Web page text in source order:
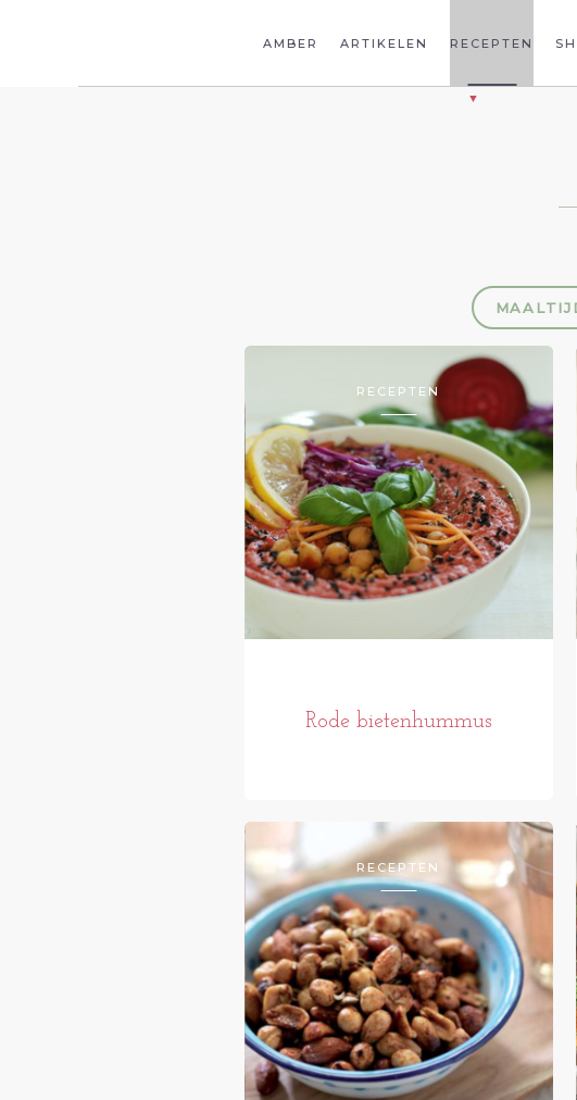
AMBER ARTIKELEN RECEPTEN
RECEPTEN
Rode bietenhummus
RECEPTEN